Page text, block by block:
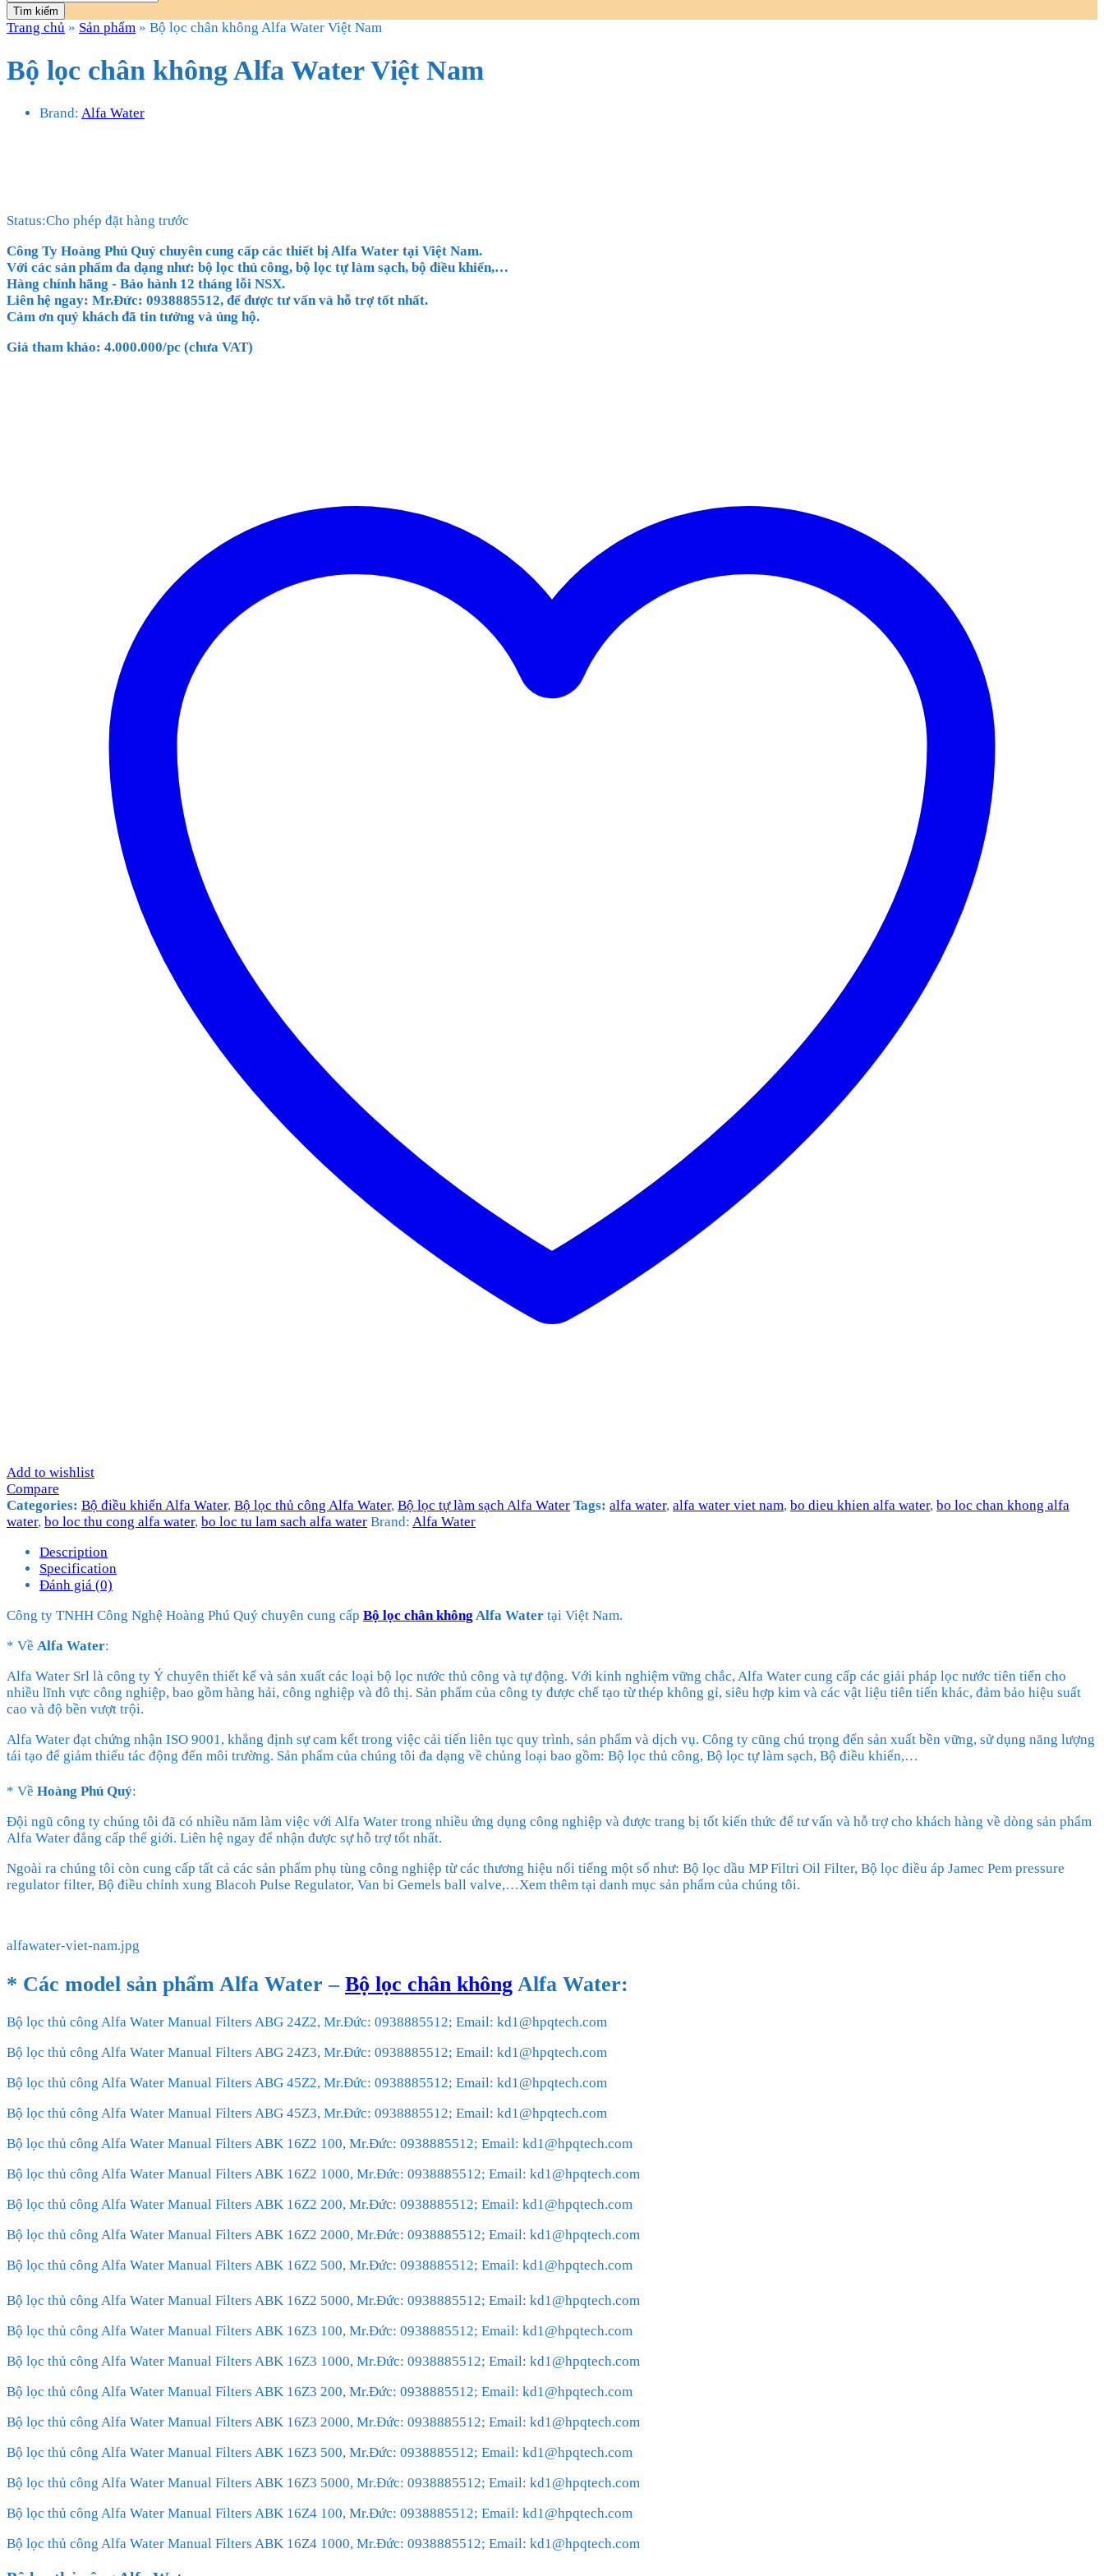
Tìm kiếm
Trang chủ » Sản phẩm » Bộ lọc chân không Alfa Water Việt Nam
Bộ lọc chân không Alfa Water Việt Nam
Brand: Alfa Water
Status:Cho phép đặt hàng trước
Công Ty Hoàng Phú Quý chuyên cung cấp các thiết bị Alfa Water tại Việt Nam.
Với các sản phẩm đa dạng như: bộ lọc thủ công, bộ lọc tự làm sạch, bộ điều khiển,…
Hàng chính hãng - Bảo hành 12 tháng lỗi NSX.
Liên hệ ngay: Mr.Đức: 0938885512, để được tư vấn và hỗ trợ tốt nhất.
Cảm ơn quý khách đã tin tưởng và ủng hộ.
Giá tham khảo: 4.000.000/pc (chưa VAT)
Add to wishlist
Compare
Categories: Bộ điều khiển Alfa Water, Bộ lọc thủ công Alfa Water, Bộ lọc tự làm sạch Alfa Water Tags: alfa water, alfa water viet nam, bo dieu khien alfa water, bo loc chan khong alfa
water, bo loc thu cong alfa water, bo loc tu lam sach alfa water Brand: Alfa Water
Description
Specification
Đánh giá (0)
Công ty TNHH Công Nghệ Hoàng Phú Quý chuyên cung cấp Bộ lọc chân không Alfa Water tại Việt Nam.
* Về Alfa Water:
Alfa Water Srl là công ty Ý chuyên thiết kế và sản xuất các loại bộ lọc nước thủ công và tự động. Với kinh nghiệm vững chắc, Alfa Water cung cấp các giải pháp lọc nước tiên tiến cho
nhiều lĩnh vực công nghiệp, bao gồm hàng hải, công nghiệp và đô thị. Sản phẩm của công ty được chế tạo từ thép không gỉ, siêu hợp kim và các vật liệu tiên tiến khác, đảm bảo hiệu suất
cao và độ bền vượt trội.
Alfa Water đạt chứng nhận ISO 9001, khẳng định sự cam kết trong việc cải tiến liên tục quy trình, sản phẩm và dịch vụ. Công ty cũng chú trọng đến sản xuất bền vững, sử dụng năng lượng
tái tạo để giảm thiểu tác động đến môi trường. Sản phẩm của chúng tôi đa dạng về chủng loại bao gồm: Bộ lọc thủ công, Bộ lọc tự làm sạch, Bộ điều khiển,…
* Về Hoàng Phú Quý:
Đội ngũ công ty chúng tôi đã có nhiều năm làm việc với Alfa Water trong nhiều ứng dụng công nghiệp và được trang bị tốt kiến thức để tư vấn và hỗ trợ cho khách hàng về dòng sản phẩm
Alfa Water đẳng cấp thế giới. Liên hệ ngay để nhận được sự hỗ trợ tốt nhất.
Ngoài ra chúng tôi còn cung cấp tất cả các sản phẩm phụ tùng công nghiệp từ các thương hiệu nổi tiếng một số như: Bộ lọc dầu MP Filtri Oil Filter, Bộ lọc điều áp Jamec Pem pressure
regulator filter, Bộ điều chỉnh xung Blacoh Pulse Regulator, Van bi Gemels ball valve,…Xem thêm tại danh mục sản phẩm của chúng tôi.
alfawater-viet-nam.jpg
* Các model sản phẩm Alfa Water – Bộ lọc chân không Alfa Water:
Bộ lọc thủ công Alfa Water Manual Filters ABG 24Z2, Mr.Đức: 0938885512; Email: kd1@hpqtech.com
Bộ lọc thủ công Alfa Water Manual Filters ABG 24Z3, Mr.Đức: 0938885512; Email: kd1@hpqtech.com
Bộ lọc thủ công Alfa Water Manual Filters ABG 45Z2, Mr.Đức: 0938885512; Email: kd1@hpqtech.com
Bộ lọc thủ công Alfa Water Manual Filters ABG 45Z3, Mr.Đức: 0938885512; Email: kd1@hpqtech.com
Bộ lọc thủ công Alfa Water Manual Filters ABK 16Z2 100, Mr.Đức: 0938885512; Email: kd1@hpqtech.com
Bộ lọc thủ công Alfa Water Manual Filters ABK 16Z2 1000, Mr.Đức: 0938885512; Email: kd1@hpqtech.com
Bộ lọc thủ công Alfa Water Manual Filters ABK 16Z2 200, Mr.Đức: 0938885512; Email: kd1@hpqtech.com
Bộ lọc thủ công Alfa Water Manual Filters ABK 16Z2 2000, Mr.Đức: 0938885512; Email: kd1@hpqtech.com
Bộ lọc thủ công Alfa Water Manual Filters ABK 16Z2 500, Mr.Đức: 0938885512; Email: kd1@hpqtech.com
Bộ lọc thủ công Alfa Water Manual Filters ABK 16Z2 5000, Mr.Đức: 0938885512; Email: kd1@hpqtech.com
Bộ lọc thủ công Alfa Water Manual Filters ABK 16Z3 100, Mr.Đức: 0938885512; Email: kd1@hpqtech.com
Bộ lọc thủ công Alfa Water Manual Filters ABK 16Z3 1000, Mr.Đức: 0938885512; Email: kd1@hpqtech.com
Bộ lọc thủ công Alfa Water Manual Filters ABK 16Z3 200, Mr.Đức: 0938885512; Email: kd1@hpqtech.com
Bộ lọc thủ công Alfa Water Manual Filters ABK 16Z3 2000, Mr.Đức: 0938885512; Email: kd1@hpqtech.com
Bộ lọc thủ công Alfa Water Manual Filters ABK 16Z3 500, Mr.Đức: 0938885512; Email: kd1@hpqtech.com
Bộ lọc thủ công Alfa Water Manual Filters ABK 16Z3 5000, Mr.Đức: 0938885512; Email: kd1@hpqtech.com
Bộ lọc thủ công Alfa Water Manual Filters ABK 16Z4 100, Mr.Đức: 0938885512; Email: kd1@hpqtech.com
Bộ lọc thủ công Alfa Water Manual Filters ABK 16Z4 1000, Mr.Đức: 0938885512; Email: kd1@hpqtech.com